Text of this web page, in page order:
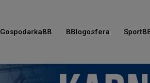
GospodarkaBB BBlogosfera